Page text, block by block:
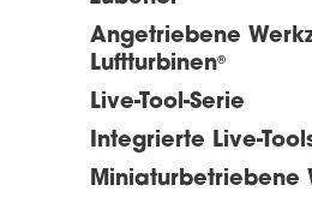
Angetriebene
Luftturbinen®
Live-Tool-Serie
Integrierte Live-
Miniaturbetriebene